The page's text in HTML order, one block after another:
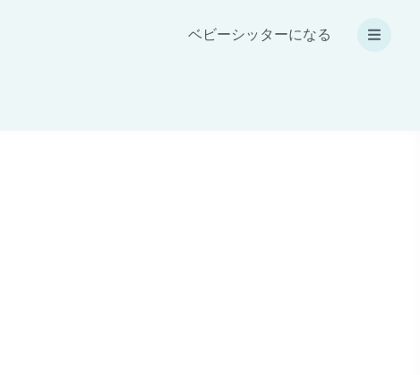
ベビーシッターになる